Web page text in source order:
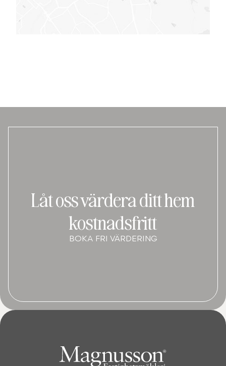
Låt oss värdera ditt hem
kostnadsfritt
BOKA FRI VÄRDERING